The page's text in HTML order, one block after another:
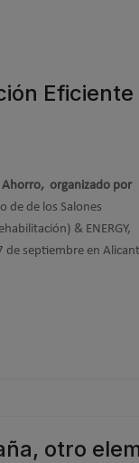
Ahorro, organizado por
de de los Salones
& ENERGY,
de septiembre en
otro